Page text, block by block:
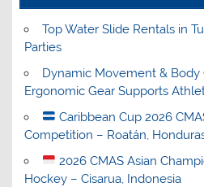
Top Water Slide Rentals in
Parties
Dynamic Movement & Body
Ergonomic Gear Supports
Caribbean Cup 2026
Competition – Roatán,
2026 CMAS Asian
Hockey – Cisarua, Indonesia